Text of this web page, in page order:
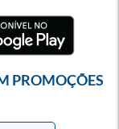
PROMOÇÕES